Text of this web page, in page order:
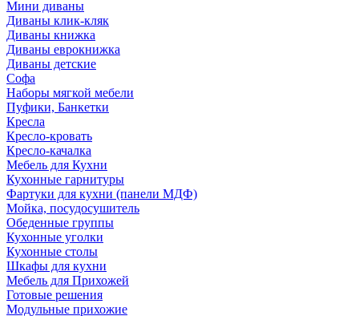
Мини диваны
Диваны клик-кляк
Диваны книжка
Диваны еврокнижка
Диваны детские
Софа
Наборы мягкой мебели
Пуфики, Банкетки
Кресла
Кресло-кровать
Кресло-качалка
Мебель для Кухни
Кухонные гарнитуры
Фартуки для кухни (панели МДФ)
Мойка, посудосушитель
Обеденные группы
Кухонные уголки
Кухонные столы
Шкафы для кухни
Мебель для Прихожей
Готовые решения
Модульные прихожие